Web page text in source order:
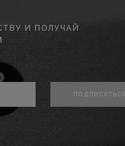
И ПОЛУЧАЙ
ПОДПИСАТЬСЯ